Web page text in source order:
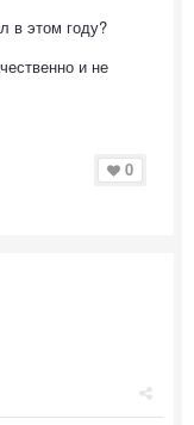
в этом году?
и не
0